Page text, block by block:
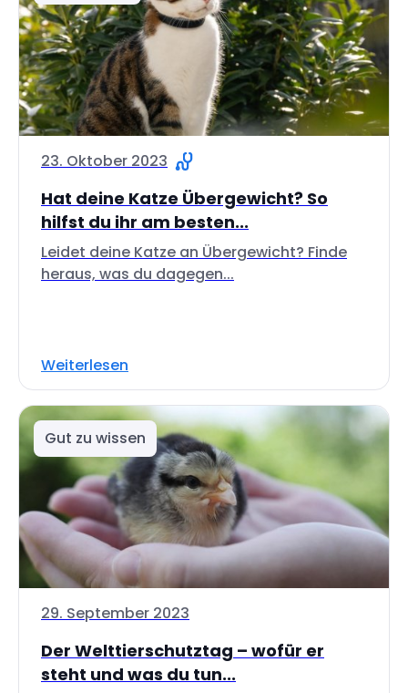
23. Oktober 2023
Hat deine Katze Übergewicht? So
hilfst du ihr am besten...
Leidet deine Katze an Übergewicht? Finde
heraus, was du dagegen...
Weiterlesen
Gut zu wissen
29. September 2023
Der Welttierschutztag – wofür er
steht und was du tun...